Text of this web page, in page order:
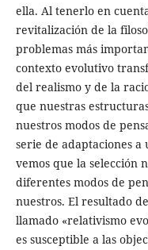
ella. Al tenerlo en
revitalización de la
problemas más
contexto evolutivo
del realismo y de la
que nuestras
nuestros modos de
serie de adaptaciones a
vemos que la
diferentes modos de
nuestros. El resultado
llamado «relativismo
es susceptible a las